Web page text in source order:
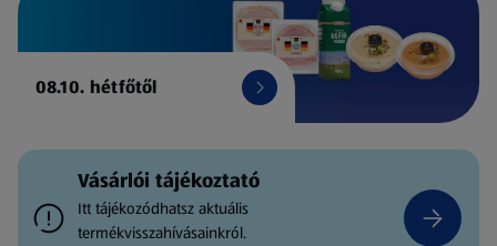
08.10. hétfőtől
Vásárlói tájékoztató
Itt tájékozódhatsz aktuális
termékvisszahívásainkról.